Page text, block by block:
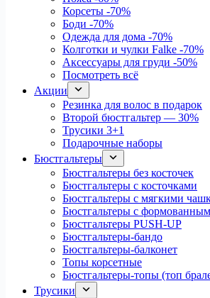
Корсеты -70%
Боди -70%
Одежда для дома -70%
Колготки и чулки Falke -70%
Аксессуары для груди -50%
Посмотреть всё
Акции
Резинка для волос в подарок
Второй бюстгальтер — 30%
Трусики 3+1
Подарочные наборы
Бюстгальтеры
Бюстгальтеры без косточек
Бюстгальтеры с косточками
Бюстгальтеры с мягкими
Бюстгальтеры с
Бюстгальтеры PUSH-UP
Бюстгальтеры-бандо
Бюстгальтеры-балконет
Топы корсетные
Бюстгальтеры-топы (топ
Трусики